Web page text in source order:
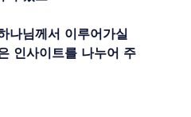
나님께서 이루어가실
인사이트를 나누어 주